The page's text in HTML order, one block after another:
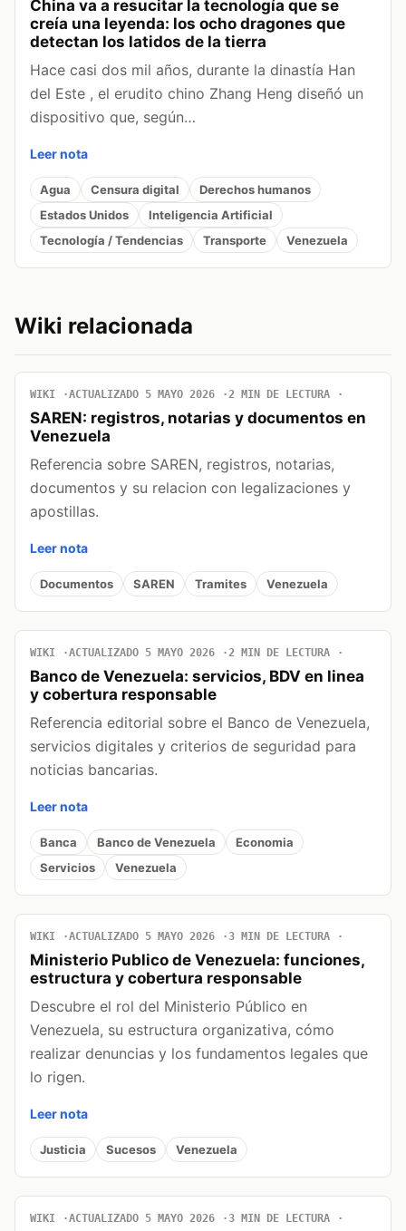
China va a resucitar la tecnología que se
creía una leyenda: los ocho dragones que
detectan los latidos de la tierra
Hace casi dos mil años, durante la dinastía Han
del Este , el erudito chino Zhang Heng diseñó un
dispositivo que, según…
Leer nota
Agua Censura digital
Derechos humanos
Estados Unidos
Inteligencia Artificial
Tecnología / Tendencias
Transporte Venezuela
Wiki relacionada
WIKI ACTUALIZADO 5 MAYO 2026 2 MIN DE LECTURA
SAREN: registros, notarias y documentos en
Venezuela
Referencia sobre SAREN, registros, notarias,
documentos y su relacion con legalizaciones y
apostillas.
Leer nota
Documentos SAREN Tramites Venezuela
WIKI ACTUALIZADO 5 MAYO 2026 2 MIN DE LECTURA
Banco de Venezuela: servicios, BDV en linea
y cobertura responsable
Referencia editorial sobre el Banco de Venezuela,
servicios digitales y criterios de seguridad para
noticias bancarias.
Leer nota
Banca Banco de Venezuela
Economia
Servicios
Venezuela
WIKI ACTUALIZADO 5 MAYO 2026 3 MIN DE LECTURA
Ministerio Publico de Venezuela: funciones,
estructura y cobertura responsable
Descubre el rol del Ministerio Público en
Venezuela, su estructura organizativa, cómo
realizar denuncias y los fundamentos legales que
lo rigen.
Leer nota
Justicia Sucesos Venezuela
WIKI ACTUALIZADO 5 MAYO 2026 3 MIN DE LECTURA